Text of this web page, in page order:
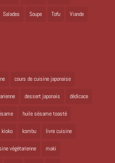
Salades Soupe Tofu Viande
cours de cuisine japonaise
dessert japonais dédicace
huile sésame toasté
kioko kombu livre cuisine
végétarienne maki